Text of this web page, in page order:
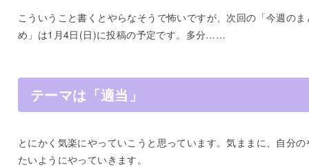
こういうこと書くとやらなそうで怖いですが、次回の「今週のま
め」は1月4日(日)に投稿の予定です。多分……
テーマは「適当」
とにかく気楽にやっていこうと思っています。気ままに、自分の
たいようにやっていきます。